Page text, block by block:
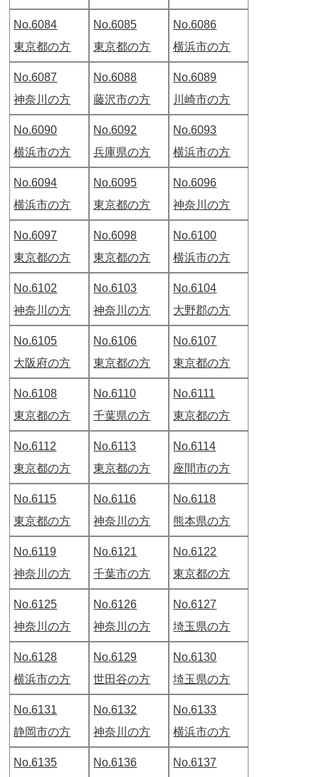
No.6084
東京都の方
No.6085
東京都の方
No.6086
横浜市の方
No.6087
神奈川の方
No.6088
藤沢市の方
No.6089
川崎市の方
No.6090
横浜市の方
No.6092
兵庫県の方
No.6093
横浜市の方
No.6094
横浜市の方
No.6095
東京都の方
No.6096
神奈川の方
No.6097
東京都の方
No.6098
東京都の方
No.6100
横浜市の方
No.6102
神奈川の方
No.6103
神奈川の方
No.6104
大野郡の方
No.6105
大阪府の方
No.6106
東京都の方
No.6107
東京都の方
No.6108
東京都の方
No.6110
千葉県の方
No.6111
東京都の方
No.6112
東京都の方
No.6113
東京都の方
No.6114
座間市の方
No.6115
東京都の方
No.6116
神奈川の方
No.6118
熊本県の方
No.6119
神奈川の方
No.6121
千葉市の方
No.6122
東京都の方
No.6125
神奈川の方
No.6126
神奈川の方
No.6127
埼玉県の方
No.6128
横浜市の方
No.6129
世田谷の方
No.6130
埼玉県の方
No.6131
静岡市の方
No.6132
神奈川の方
No.6133
横浜市の方
No.6135
No.6136
No.6137